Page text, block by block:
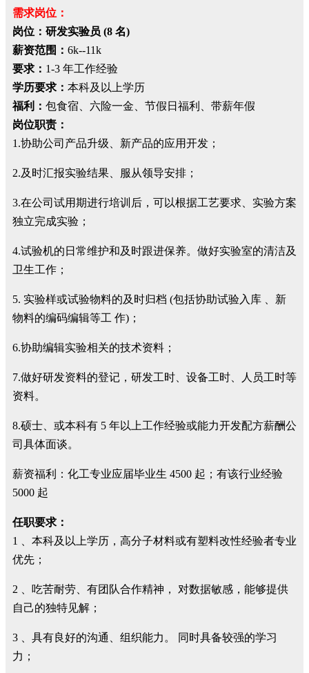
需求岗位：
岗位：研发实验员 (8 名)
薪资范围： 6k--11k
要求： 1-3 年工作经验
学历要求： 本科及以上学历
福利： 包食宿、六险一金、节假日福利、带薪年假
岗位职责：
1.协助公司产品升级、新产品的应用开发；
2.及时汇报实验结果、服从领导安排；
3.在公司试用期进行培训后，可以根据工艺要求、实验方案
独立完成实验；
4.试验机的日常维护和及时跟进保养。做好实验室的清洁及
卫生工作；
5. 实验样或试验物料的及时归档 (包括协助试验入库 、新
物料的编码编辑等工 作)；
6.协助编辑实验相关的技术资料；
7.做好研发资料的登记，研发工时、设备工时、人员工时等
资料。
8.硕士、或本科有 5 年以上工作经验或能力开发配方薪酬公
司具体面谈。
薪资福利：化工专业应届毕业生 4500 起；有该行业经验
5000 起
任职要求：
1 、本科及以上学历，高分子材料或有塑料改性经验者专业
优先；
2 、吃苦耐劳、有团队合作精神， 对数据敏感，能够提供
自己的独特见解；
3 、具有良好的沟通、组织能力。 同时具备较强的学习
力；